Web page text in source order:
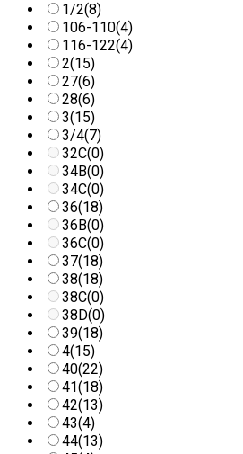
1/2(8)
106-110(4)
116-122(4)
2(15)
27(6)
28(6)
3(15)
3/4(7)
32C(0)
34B(0)
34C(0)
36(18)
36B(0)
36C(0)
37(18)
38(18)
38C(0)
38D(0)
39(18)
4(15)
40(22)
41(18)
42(13)
43(4)
44(13)